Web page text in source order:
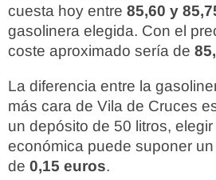
cuesta hoy entre 85,60 y
gasolinera elegida. Con el
coste aproximado sería de
La diferencia entre la
más cara de Vila de Cruces
un depósito de 50 litros,
económica puede suponer
de 0,15 euros.